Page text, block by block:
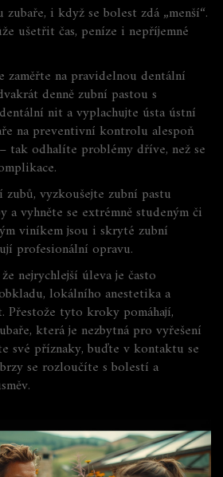
i když se bolest zdá „menší“.
ušetřit čas, peníze i nepříjemné
zaměřte na pravidelnou dentální
denně zubní pastou s
nit a vyplachujte ústa ústní
na preventivní kontrolu alespoň
tak odhalíte problémy dříve, než se
vyzkoušejte zubní pastu
a vyhněte se extrémně studeným či
viníkem jsou i skryté zubní
profesionální opravu.
nejrychlejší úleva je často
lokálního anestetika a
Přestože tyto kroky pomáhají,
která je nezbytná pro vyřešení
své příznaky, buďte v kontaktu se
se rozloučíte s bolestí a